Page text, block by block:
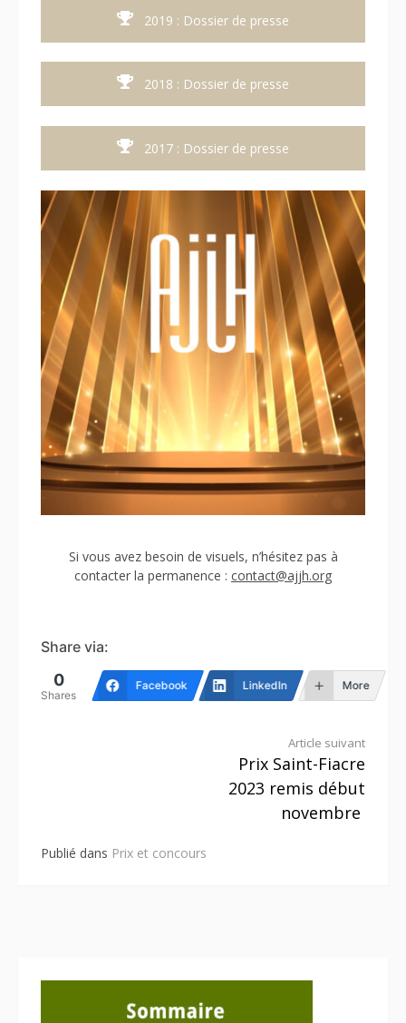
2019 : Dossier de presse
2018 : Dossier de presse
2017 : Dossier de presse
Si vous avez besoin de visuels, n’hésitez pas à
contacter la permanence : contact@ajjh.org
Share via:
0
Shares
Facebook LinkedIn More
Article suivant
Prix Saint-Fiacre
2023 remis début
novembre
Publié dans Prix et concours